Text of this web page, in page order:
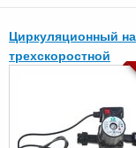
Циркуляционный
трехскоростной